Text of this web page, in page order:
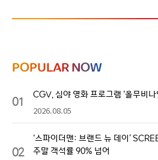
POPULAR NOW
01 CGV, 심야 영화 프로그램 ‘올무비
2026.08.05
02
‘스파이더맨: 브랜드 뉴 데이’
주말 객석률 90% 넘어